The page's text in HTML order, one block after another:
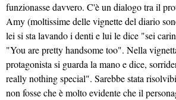
funzionasse davvero. C'è un dialogo tra il
Amy (moltissime delle vignette del diario
lei si sta lavando i denti e lui le dice "sei
"You are pretty handsome too". Nella
protagonista si guarda la mano e dice,
really nothing special". Sarebbe stata
non fosse che è molto evidente che il